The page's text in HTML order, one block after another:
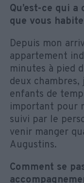
Qu’est-ce qui
que vous
Depuis mon
appartement
minutes à pied
deux
enfants de
important pour
suivi par le
venir manger
Augustins.
Comment se